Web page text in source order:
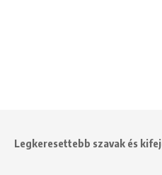
Legkeresettebb szavak és